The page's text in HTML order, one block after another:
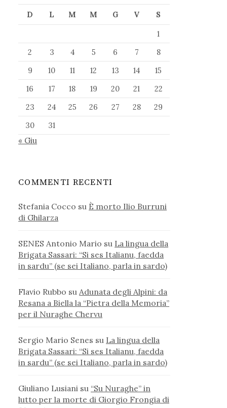
D L M M G V
S
1
2
3 4 5 6 7
8
9
10 11 12 13 14
15
16
17 18 19 20 21
22
23
24 25 26 27 28
29
30
31
« Giu
COMMENTI RECENTI
Stefania Cocco su È morto Ilio Burruni
di Ghilarza
SENES Antonio Mario su La lingua della
Brigata Sassari: “Si ses Italianu, faedda
in sardu” (se sei Italiano, parla in sardo)
Flavio Rubbo su Adunata degli Alpini: da
Resana a Biella la “Pietra della Memoria”
per il Nuraghe Chervu
Sergio Mario Senes su La lingua della
Brigata Sassari: “Si ses Italianu, faedda
in sardu” (se sei Italiano, parla in sardo)
Giuliano Lusiani su “Su Nuraghe” in
lutto per la morte di Giorgio Frongia di